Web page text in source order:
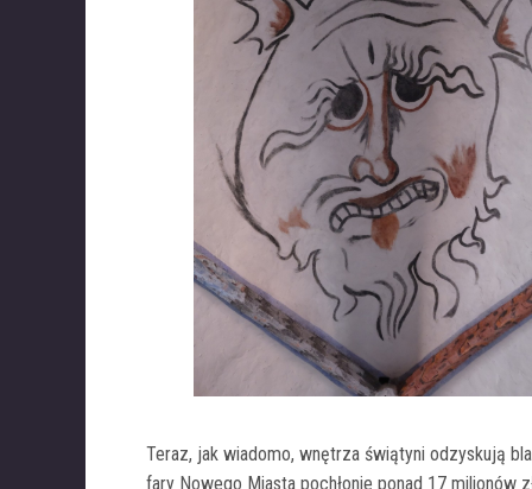
Teraz, jak wiadomo, wnętrza świątyni odzyskują
fary Nowego Miasta pochłonie ponad 17 milionów